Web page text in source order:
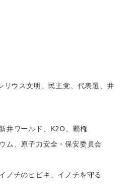
リウス文明、民主党、代表選、井
井ワールド、K2O、覇権
ム、原子力安全・保安委員会
ノチのヒビキ、イノチを守る